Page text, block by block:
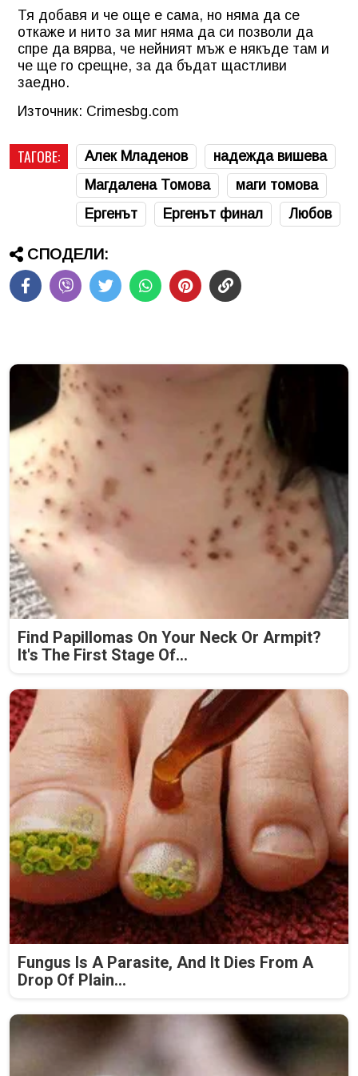
Тя добавя и че още е сама, но няма да се
откаже и нито за миг няма да си позволи да
спре да вярва, че нейният мъж е някъде там и
че ще го срещне, за да бъдат щастливи
заедно.
Източник: Crimesbg.com
ТАГОВЕ: Алек Младенов
надежда вишева
Магдалена Томова
маги томова
Ергенът
Ергенът финал Любов
СПОДЕЛИ:
Find Papillomas On Your Neck Or Armpit?
It's The First Stage Of...
Fungus Is A Parasite, And It Dies From A
Drop Of Plain...